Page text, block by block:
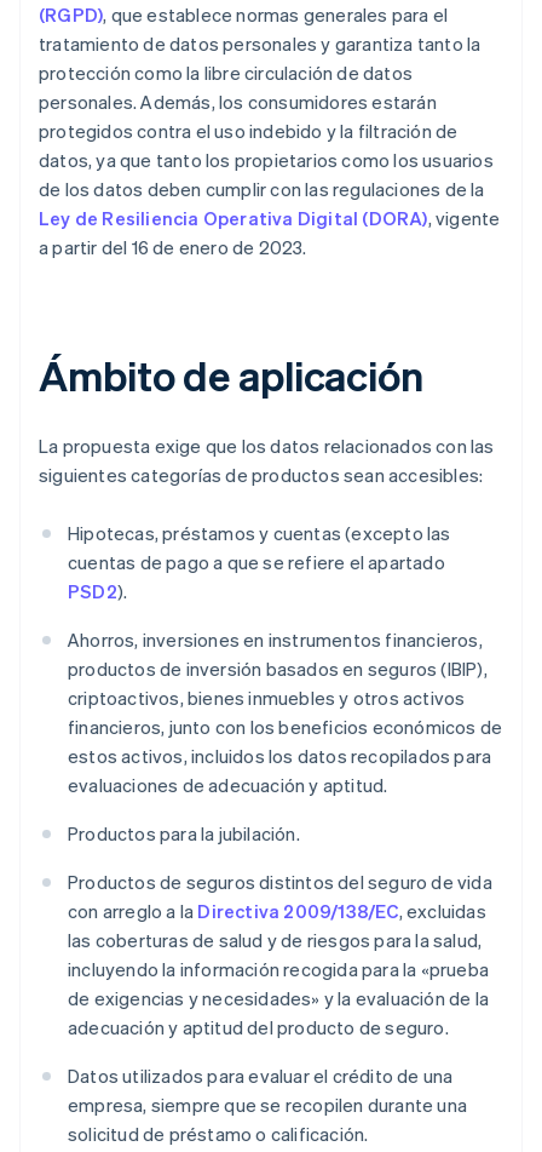
(RGPD), que establece normas generales para el
tratamiento de datos personales y garantiza tanto la
protección como la libre circulación de datos
personales. Además, los consumidores estarán
protegidos contra el uso indebido y la filtración de
datos, ya que tanto los propietarios como los usuarios
de los datos deben cumplir con las regulaciones de la
Ley de Resiliencia Operativa Digital (DORA), vigente
a partir del 16 de enero de 2023.
Ámbito de aplicación
La propuesta exige que los datos relacionados con las
siguientes categorías de productos sean accesibles:
Hipotecas, préstamos y cuentas (excepto las
cuentas de pago a que se refiere el apartado
PSD2).
Ahorros, inversiones en instrumentos financieros,
productos de inversión basados en seguros (IBIP),
criptoactivos, bienes inmuebles y otros activos
financieros, junto con los beneficios económicos de
estos activos, incluidos los datos recopilados para
evaluaciones de adecuación y aptitud.
Productos para la jubilación.
Productos de seguros distintos del seguro de vida
con arreglo a la Directiva 2009/138/EC, excluidas
las coberturas de salud y de riesgos para la salud,
incluyendo la información recogida para la «prueba
de exigencias y necesidades» y la evaluación de la
adecuación y aptitud del producto de seguro.
Datos utilizados para evaluar el crédito de una
empresa, siempre que se recopilen durante una
solicitud de préstamo o calificación.